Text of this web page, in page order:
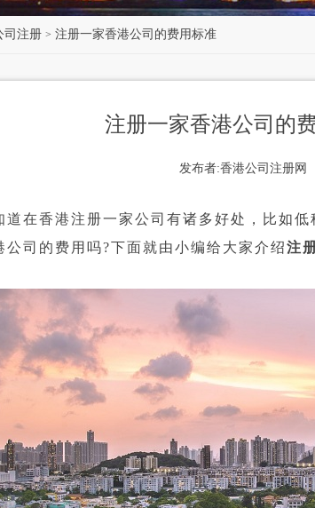
司注册 > 注册一家香港公司的费用标准
注册一家香港公司的
发布者:香港公司注册网
香港注册一家公司有诸多好处，比如低
公司的费用吗?下面就由小编给大家介绍注